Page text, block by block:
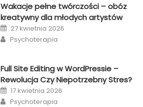
Wakacje pełne twórczości – obóz
kreatywny dla młodych artystów
Posted
on
27 kwietnia 2026
Author
Psychoterapia
Full Site Editing w WordPressie –
Rewolucja Czy Niepotrzebny Stres?
Posted
on
17 kwietnia 2026
Author
Psychoterapia